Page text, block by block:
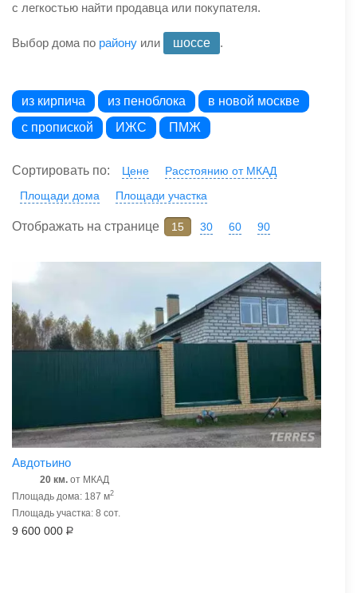
с легкостью найти продавца или покупателя.
Выбор дома по району или шоссе .
из кирпича из пеноблока
в новой москве
с пропиской
ИЖС ПМЖ
Сортировать по: Цене
Расстоянию от МКАД
Площади дома
Площади участка
Отображать на странице 15 30 60 90
Авдотьино
20 км. от МКАД
Площадь дома: 187 м2
Площадь участка: 8 сот.
9 600 000 Р